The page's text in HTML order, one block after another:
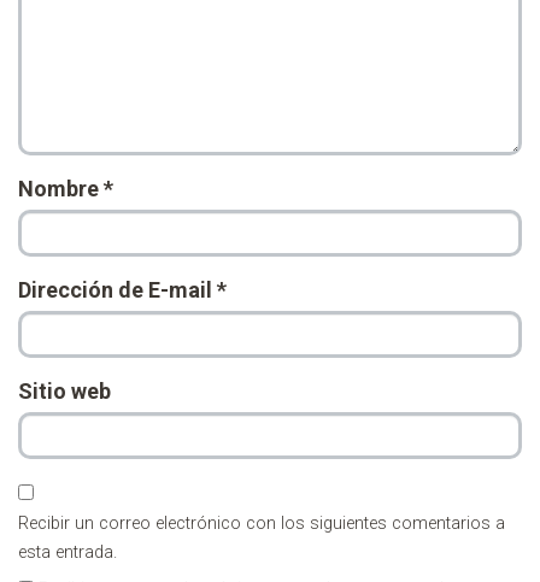
Nombre*
Dirección de E-mail *
Sitio web
Recibir un correo electrónico con los siguientes comentarios a
esta entrada.